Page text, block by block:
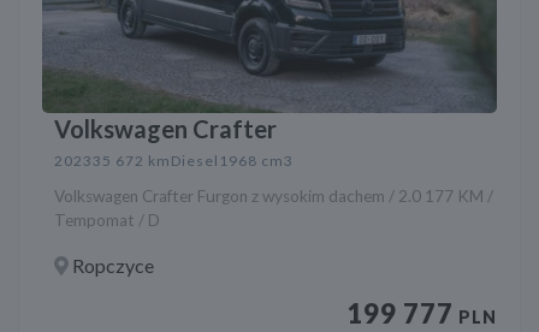
Volkswagen Crafter
202335 672 km Diesel 1968 cm3
Volkswagen Crafter Furgon z wysokim dachem / 2.0 177 KM /
Tempomat / D
Ropczyce
199 777 PLN